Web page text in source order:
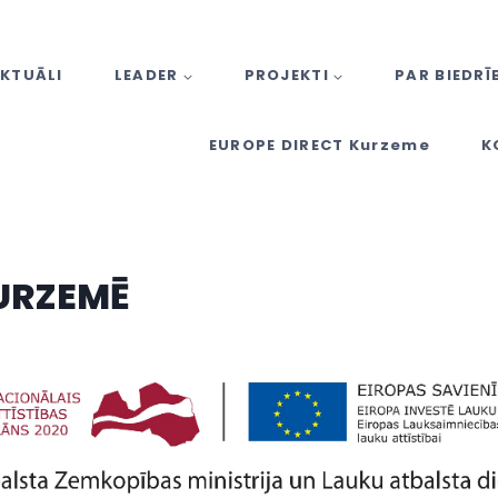
LEADER PROJEKTI PAR
EUROPE DIRECT Kurzeme